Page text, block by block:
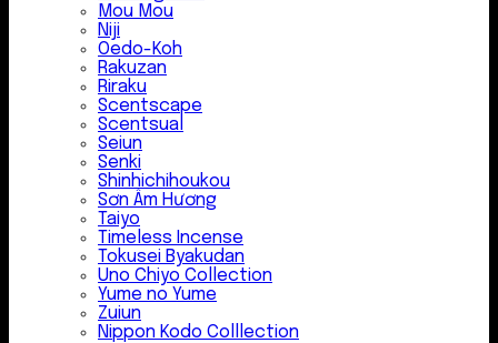
Mou Mou
Niji
Oedo-Koh
Rakuzan
Riraku
Scentscape
Scentsual
Seiun
Senki
Shinhichihoukou
Sơn Âm Hương
Taiyo
Timeless Incense
Tokusei Byakudan
Uno Chiyo Collection
Yume no Yume
Zuiun
Nippon Kodo Colllection